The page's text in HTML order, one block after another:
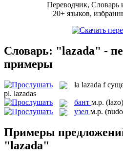
Переводчик, Словарь
20+ языков,
Словарь: "lazada" -
примеры
la lazada f
pl. lazadas
бант м.р. (lazo)
узел м.р.
Примеры
"lazada"